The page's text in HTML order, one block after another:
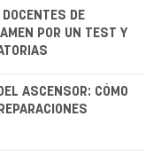
DE
POR UN TEST Y
ASCENSOR: CÓMO